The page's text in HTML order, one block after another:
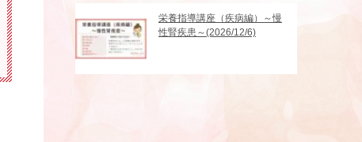
栄養指導講座（疾病編）～慢
性腎疾患～(2026/12/6)